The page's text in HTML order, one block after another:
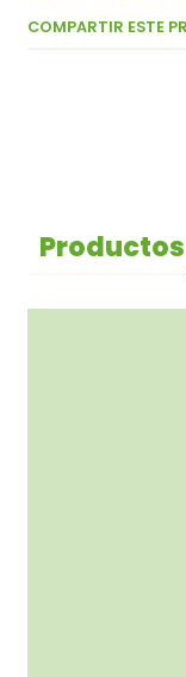
COMPARTIR ESTE